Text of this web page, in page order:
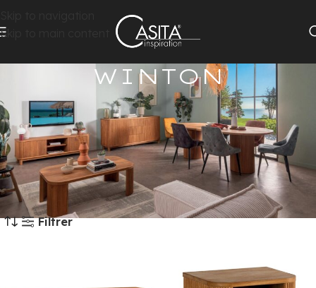
Skip to main content
WINTON
Mobilier WINTON
Chêne huilé
Fond et côtés contreplaqué
Tiroirs sur rails métal ouverture totale
Accueil Collections Collection en chêne WINTON
Filtrer